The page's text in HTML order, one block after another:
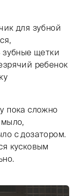
для зубной
зубные щетки
ребенок
пока сложно
мыло,
с дозатором.
кусковым